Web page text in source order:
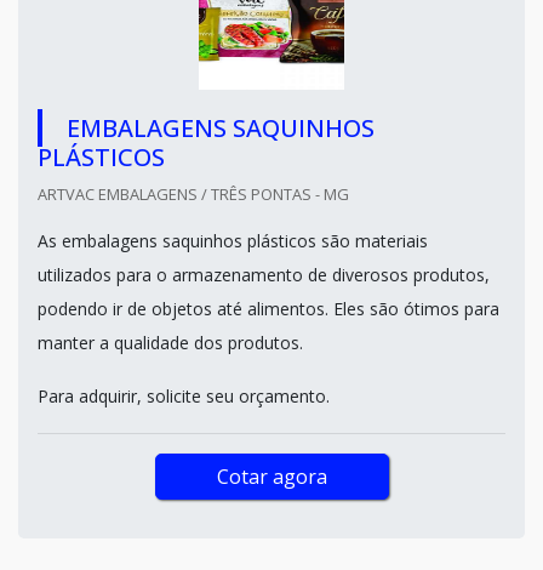
EMBALAGENS SAQUINHOS
PLÁSTICOS
ARTVAC EMBALAGENS / TRÊS PONTAS - MG
As embalagens saquinhos plásticos são materiais
utilizados para o armazenamento de diverosos produtos,
podendo ir de objetos até alimentos. Eles são ótimos para
manter a qualidade dos produtos.
Para adquirir, solicite seu orçamento.
Cotar agora